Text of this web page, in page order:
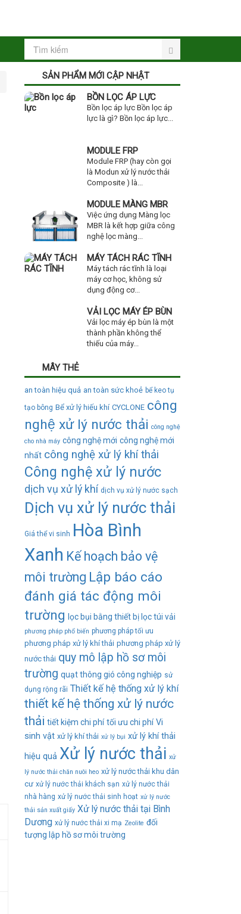
SẢN PHẨM MỚI CẬP NHẬT
BỒN LỌC ÁP LỰC
Bồn lọc áp lực Bồn lọc áp
lực là gì? Bồn lọc áp lực...
MODULE FRP
Module FRP (hay còn gọi
là Modun xử lý nước thải
Composite ) là...
MODULE MÀNG MBR
Việc ứng dụng Màng lọc
MBR là kết hợp giữa công
nghệ lọc màng...
MÁY TÁCH RÁC TĨNH
Máy tách rác tĩnh là loại
máy cơ học, không sử
dụng động cơ...
VẢI LỌC MÁY ÉP BÙN
Vải lọc máy ép bùn là một
thành phần không thể
thiếu của máy...
MÂY THẺ
an toàn hiệu quả an toàn sức khoẻ bể keo tụ
tạo bông Bể xử lý hiếu khí CYCLONE công
nghệ xử lý nước thải công nghệ
cho nhà máy công nghệ mới công nghệ mới
nhất công nghệ xử lý khí thải
Công nghệ xử lý nước
dịch vụ xử lý khí dịch vụ xử lý nước sạch
Dịch vụ xử lý nước thải
Giá thể vi sinh Hòa Bình
Xanh Kế hoạch bảo vệ
môi trường Lập báo cáo
đánh giá tác động môi
trường lọc bụi bằng thiết bị lọc túi vải
phương pháp phổ biến phương pháp tối ưu
phương pháp xử lý khí thải phương pháp xử lý
nước thải quy mô lập hồ sơ môi
trường quạt thông gió công nghiệp sử
dụng rộng rãi Thiết kế hệ thống xử lý khí
thiết kế hệ thống xử lý nước
thải tiết kiệm chi phí tối ưu chi phí Vi
sinh vật xử lý khí thải xử lý bụi xử lý khí thải
hiệu quả Xử lý nước thải xử
lý nước thải chăn nuôi heo xử lý nước thải khu dân
cư xử lý nước thải khách sạn xử lý nước thải
nhà hàng xử lý nước thải sinh hoạt xử lý nước
thải sản xuất giấy Xử lý nước thải tại Bình
Dương xử lý nước thải xi mạ Zeolite đối
tượng lập hồ sơ môi trường